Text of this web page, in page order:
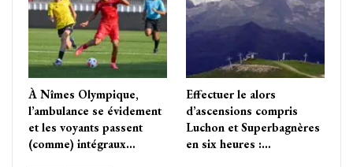
À Nîmes Olympique,
l’ambulance se évidement
et les voyants passent
(comme) intégraux…
Effectuer le alors
d’ascensions compris
Luchon et Superbagnères
en six heures :…